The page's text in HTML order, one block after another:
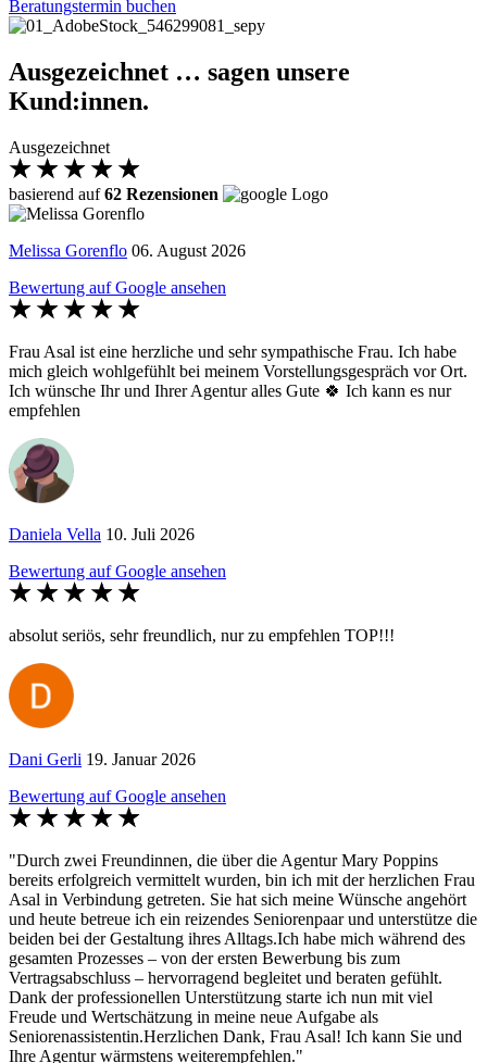
Beratungstermin buchen
Ausgezeichnet … sagen unsere
Kund:innen.
Ausgezeichnet
basierend auf62 Rezensionen
Melissa Gorenflo 06. August 2026
Bewertung auf Google ansehen
Frau Asal ist eine herzliche und sehr sympathische Frau. Ich habe
mich gleich wohlgefühlt bei meinem Vorstellungsgespräch vor Ort.
Ich wünsche Ihr und Ihrer Agentur alles Gute 🍀 Ich kann es nur
empfehlen
Daniela Vella 10. Juli 2026
Bewertung auf Google ansehen
absolut seriös, sehr freundlich, nur zu empfehlen TOP!!!
Dani Gerli 19. Januar 2026
Bewertung auf Google ansehen
"Durch zwei Freundinnen, die über die Agentur Mary Poppins
bereits erfolgreich vermittelt wurden, bin ich mit der herzlichen Frau
Asal in Verbindung getreten. Sie hat sich meine Wünsche angehört
und heute betreue ich ein reizendes Seniorenpaar und unterstütze die
beiden bei der Gestaltung ihres Alltags. ​Ich habe mich während des
gesamten Prozesses – von der ersten Bewerbung bis zum
Vertragsabschluss – hervorragend begleitet und beraten gefühlt.
Dank der professionellen Unterstützung starte ich nun mit viel
Freude und Wertschätzung in meine neue Aufgabe als
Seniorenassistentin. ​Herzlichen Dank, Frau Asal! Ich kann Sie und
Ihre Agentur wärmstens weiterempfehlen."